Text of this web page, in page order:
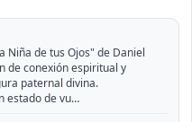
Niña de tus Ojos" de Daniel
de conexión espiritual y
paternal divina.
estado de vu…